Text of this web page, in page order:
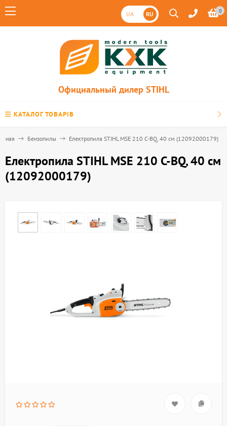
UA RU 0
Официальный дилер STIHL
КАТАЛОГ ТОВАРІВ
Бензопилы Електропила STIHL MSE 210 С-BQ, 40 см (12092000179)
Електропила STIHL MSE 210 С-BQ, 40 см
(12092000179)